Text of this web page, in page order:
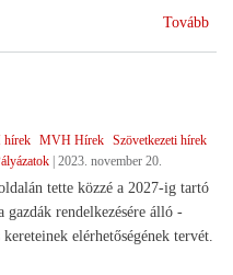
Tovább
MVH Hírek Szövetkezeti hírek
2023. november 20.
tette közzé a 2027-ig tartó
rendelkezésére álló -
elérhetőségének tervét.